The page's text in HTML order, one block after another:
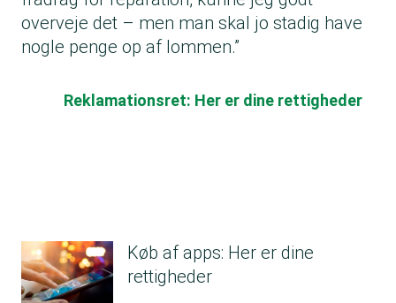
overveje det – men man skal jo stadig have
nogle penge op af lommen.”
Reklamationsret: Her er dine rettigheder
Køb af apps: Her er dine
rettigheder